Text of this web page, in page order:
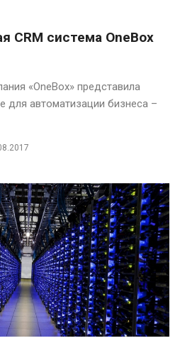
CRM система OneBox
«OneBox» представила
для автоматизации бизнеса –